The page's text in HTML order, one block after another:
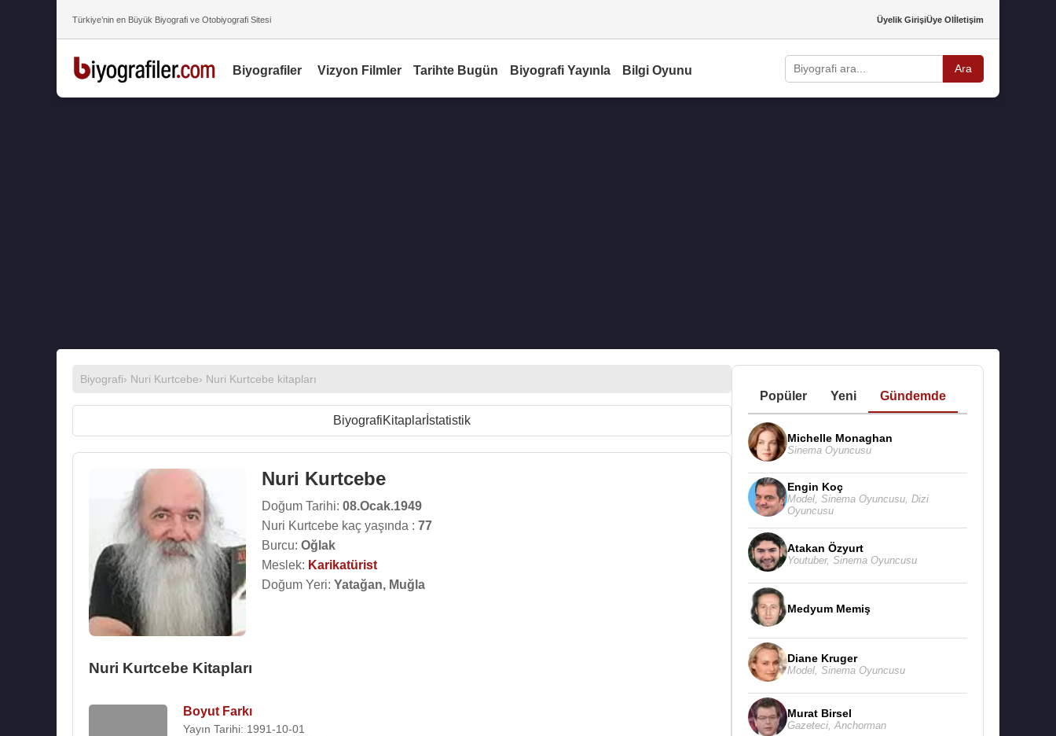
Türkiye’nin en Büyük Biyografi ve Otobiyografi Sitesi Üyelik GirişiÜye Olİletişim
Biyografiler Vizyon Filmler Tarihte Bugün Biyografi Yayınla Bilgi Oyunu Ara
Biyografi› Nuri Kurtcebe› Nuri Kurtcebe kitapları
BiyografiKitaplarİstatistik
Nuri Kurtcebe
Doğum Tarihi: 08.Ocak.1949
Nuri Kurtcebe kaç yaşında : 77
Burcu: Oğlak
Meslek: Karikatürist
Doğum Yeri: Yatağan, Muğla
Nuri Kurtcebe Kitapları
Boyut Farkı
Yayın Tarihi: 1991-10-01
Popüler Yeni Gündemde
Michelle Monaghan
Sinema Oyuncusu
Engin Koç
Model, Sinema Oyuncusu, Dizi
Oyuncusu
Atakan Özyurt
Youtuber, Sinema Oyuncusu
Medyum Memiş
Diane Kruger
Model, Sinema Oyuncusu
Murat Birsel
Gazeteci, Anchorman